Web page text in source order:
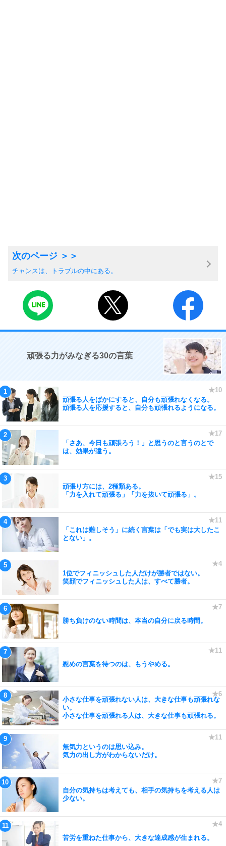
チャンスは、トラブルの中にある。
頑張る力がみなぎる30の言葉
頑張る人をばかにすると、自分も頑張れなくなる。
頑張る人を応援すると、自分も頑張れるようになる。
「さあ、今日も頑張ろう！」と思うのと言うのとで
は、効果が違う。
頑張り方には、2種類ある。
「力を入れて頑張る」「力を抜いて頑張る」。
「これは難しそう」に続く言葉は「でも実は大したこ
とない」。
1位でフィニッシュした人だけが勝者ではない。
笑顔でフィニッシュした人は、すべて勝者。
勝ち負けのない時間は、本当の自分に戻る時間。
慰めの言葉を待つのは、もうやめる。
小さな仕事を頑張れない人は、大きな仕事も頑張れな
い。
小さな仕事を頑張れる人は、大きな仕事も頑張れる。
無気力というのは思い込み。
気力の出し方がわからないだけ。
自分の気持ちは考えても、相手の気持ちを考える人は
少ない。
苦労を重ねた仕事から、大きな達成感が生まれる。